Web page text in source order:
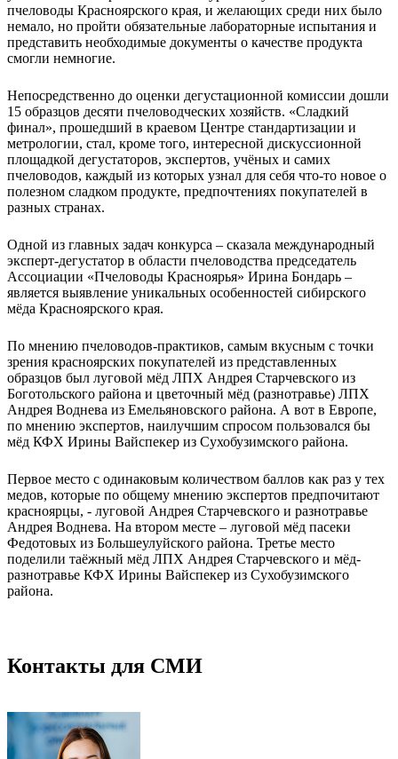
пчеловоды Красноярского края, и желающих среди них было
немало, но пройти обязательные лабораторные испытания и
представить необходимые документы о качестве продукта
смогли немногие.
Непосредственно до оценки дегустационной комиссии дошли
15 образцов десяти пчеловодческих хозяйств. «Сладкий
финал», прошедший в краевом Центре стандартизации и
метрологии, стал, кроме того, интересной дискуссионной
площадкой дегустаторов, экспертов, учёных и самих
пчеловодов, каждый из которых узнал для себя что-то новое о
полезном сладком продукте, предпочтениях покупателей в
разных странах.
Одной из главных задач конкурса – сказала международный
эксперт-дегустатор в области пчеловодства председатель
Ассоциации «Пчеловоды Красноярья» Ирина Бондарь –
является выявление уникальных особенностей сибирского
мёда Красноярского края.
По мнению пчеловодов-практиков, самым вкусным с точки
зрения красноярских покупателей из представленных
образцов был луговой мёд ЛПХ Андрея Старчевского из
Боготольского района и цветочный мёд (разнотравье) ЛПХ
Андрея Воднева из Емельяновского района. А вот в Европе,
по мнению экспертов, наилучшим спросом пользовался бы
мёд КФХ Ирины Вайспекер из Сухобузимского района.
Первое место с одинаковым количеством баллов как раз у тех
медов, которые по общему мнению экспертов предпочитают
красноярцы, - луговой Андрея Старчевского и разнотравье
Андрея Воднева. На втором месте – луговой мёд пасеки
Федотовых из Большеулуйского района. Третье место
поделили таёжный мёд ЛПХ Андрея Старчевского и мёд-
разнотравье КФХ Ирины Вайспекер из Сухобузимского
района.
Контакты для СМИ